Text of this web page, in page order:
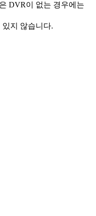
DVR이 없는 경우에는
있지 않습니다.